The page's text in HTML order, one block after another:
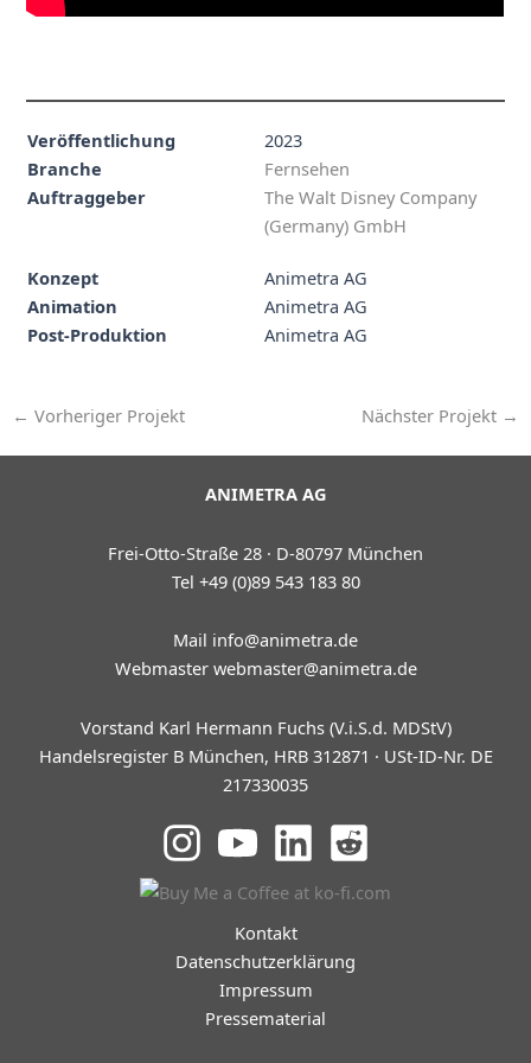
Veröffentlichung
2023
Branche
Fernsehen
Auftraggeber
The Walt Disney Company
(Germany) GmbH
Konzept
Animetra AG
Animation
Animetra AG
Post-Produktion
Animetra AG
← Vorheriger Projekt Nächster Projekt →
ANIMETRA AG
Frei-Otto-Straße 28 · D-80797 München
Tel +49 (0)89 543 183 80
Mail info@animetra.de
Webmaster webmaster@animetra.de
Vorstand Karl Hermann Fuchs (V.i.S.d. MDStV)
Handelsregister B München, HRB 312871 · USt-ID-Nr. DE
217330035
Kontakt
Datenschutzerklärung
Impressum
Pressematerial